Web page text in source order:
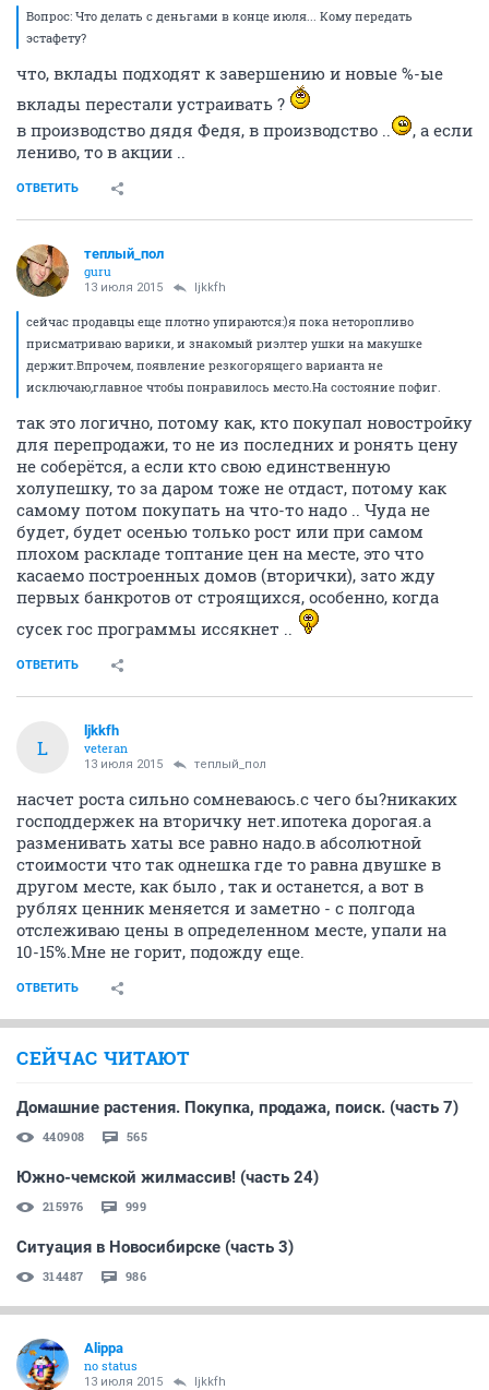
Вопрос: Что делать с деньгами в конце июля... Кому передать
эстафету?
что, вклады подходят к завершению и новые %-ые
вклады перестали устраивать ?
в производство дядя Федя, в производство ..
, а если
лениво, то в акции ..
ОТВЕТИТЬ
теплый_пол
guru
13 июля 2015 ljkkfh
сейчас продавцы еще плотно упираются:)я пока неторопливо
присматриваю варики, и знакомый риэлтер ушки на макушке
держит.Впрочем, появление резкогорящего варианта не
исключаю,главное чтобы понравилось место.На состояние пофиг.
так это логично, потому как, кто покупал новостройку
для перепродажи, то не из последних и ронять цену
не соберётся, а если кто свою единственную
холупешку, то за даром тоже не отдаст, потому как
самому потом покупать на что-то надо .. Чуда не
будет, будет осенью только рост или при самом
плохом раскладе топтание цен на месте, это что
касаемо построенных домов (вторички), зато жду
первых банкротов от строящихся, особенно, когда
сусек гос программы иссякнет ..
ОТВЕТИТЬ
L
ljkkfh
veteran
13 июля 2015 теплый_пол
насчет роста сильно сомневаюсь.с чего бы?никаких
господдержек на вторичку нет.ипотека дорогая.а
разменивать хаты все равно надо.в абсолютной
стоимости что так однешка где то равна двушке в
другом месте, как было , так и останется, а вот в
рублях ценник меняется и заметно - с полгода
отслеживаю цены в определенном месте, упали на
10-15%.Мне не горит, подожду еще.
ОТВЕТИТЬ
СЕЙЧАС ЧИТАЮТ
Домашние растения. Покупка, продажа, поиск. (часть 7)
440908 565
Южно-чемской жилмассив! (часть 24)
215976 999
Ситуация в Новосибирске (часть 3)
314487 986
Alippa
no status
13 июля 2015 ljkkfh